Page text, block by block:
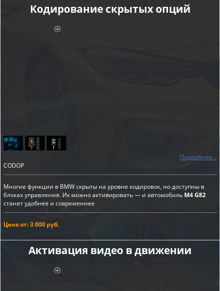
Кодирование скрытых опций
Подробнее...
CODOP
Многие функции в BMW скрыты на уровне кодировок, но доступны в
блоках управления. Их можно активировать — и автомобиль M4 G82
станет удобнее и современнее
Цена от: 3 000 руб.
Активация видео в движении